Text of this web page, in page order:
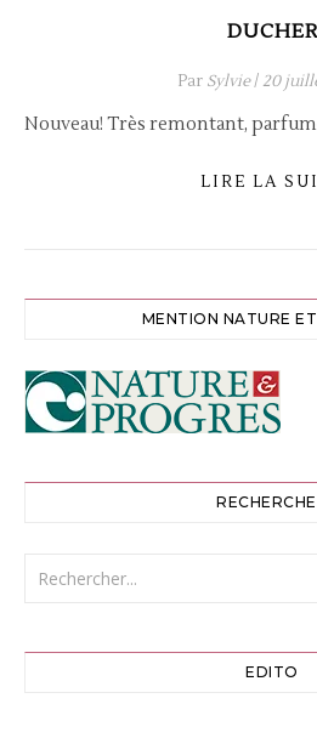
DUCHER
Par Sylvie / 20
Nouveau! Très remontant,
LIRE LA
MENTION NATURE
EDITO